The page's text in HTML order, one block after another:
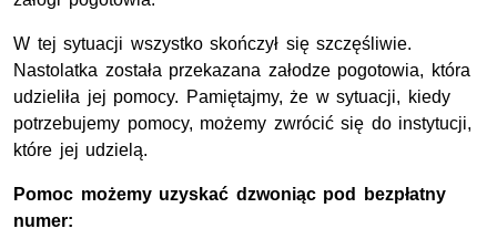
W tej sytuacji wszystko skończył się szczęśliwie.
Nastolatka została przekazana załodze pogotowia, która
udzieliła jej pomocy. Pamiętajmy, że w sytuacji, kiedy
potrzebujemy pomocy, możemy zwrócić się do instytucji,
które jej udzielą.
Pomoc możemy uzyskać dzwoniąc pod bezpłatny
numer: